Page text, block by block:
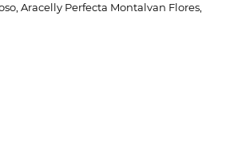
Aracelly Perfecta Montalvan Flores,